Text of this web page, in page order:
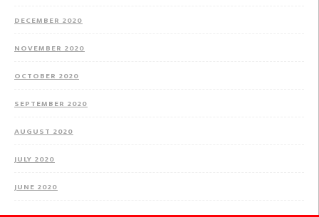
DECEMBER 2020
NOVEMBER 2020
OCTOBER 2020
SEPTEMBER 2020
AUGUST 2020
JULY 2020
JUNE 2020